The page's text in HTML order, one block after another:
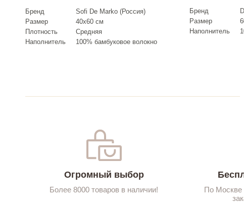
Бренд
Sofi De Marko (Россия)
Размер
40х60 см
Плотность
Средняя
Наполнитель
100% бамбуковое волокно
Бренд
Размер
Наполнитель
Огромный выбор
Более 8000 товаров в наличии!
По Москве